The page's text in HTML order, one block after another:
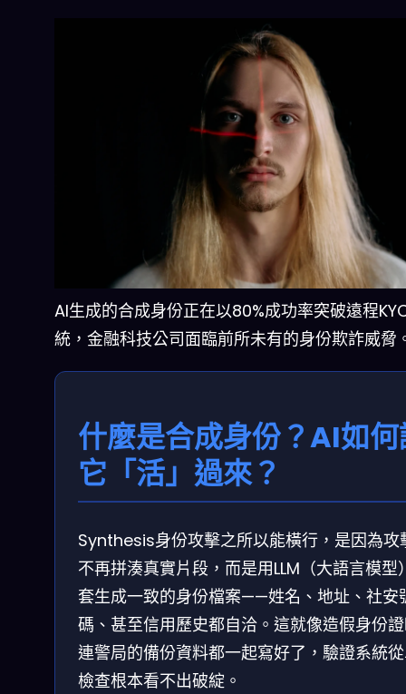
AI生成的合成身份正在以80%成功率突破遠程
統，金融科技公司面臨前所未有的身份欺詐威脅
什麼是合成身份？AI如
它「活」過來？
Synthesis身份攻擊之所以能橫行，是因為攻
不再拼湊真實片段，而是用LLM（大語言模型
套生成一致的身份檔案——姓名、地址、社安
碼、甚至信用歷史都自洽。這就像造假身份
連警局的備份資料都一起寫好了，驗證系統
檢查根本看不出破綻。